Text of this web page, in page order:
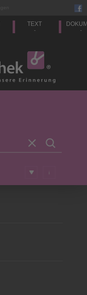
TEXT
- -
i